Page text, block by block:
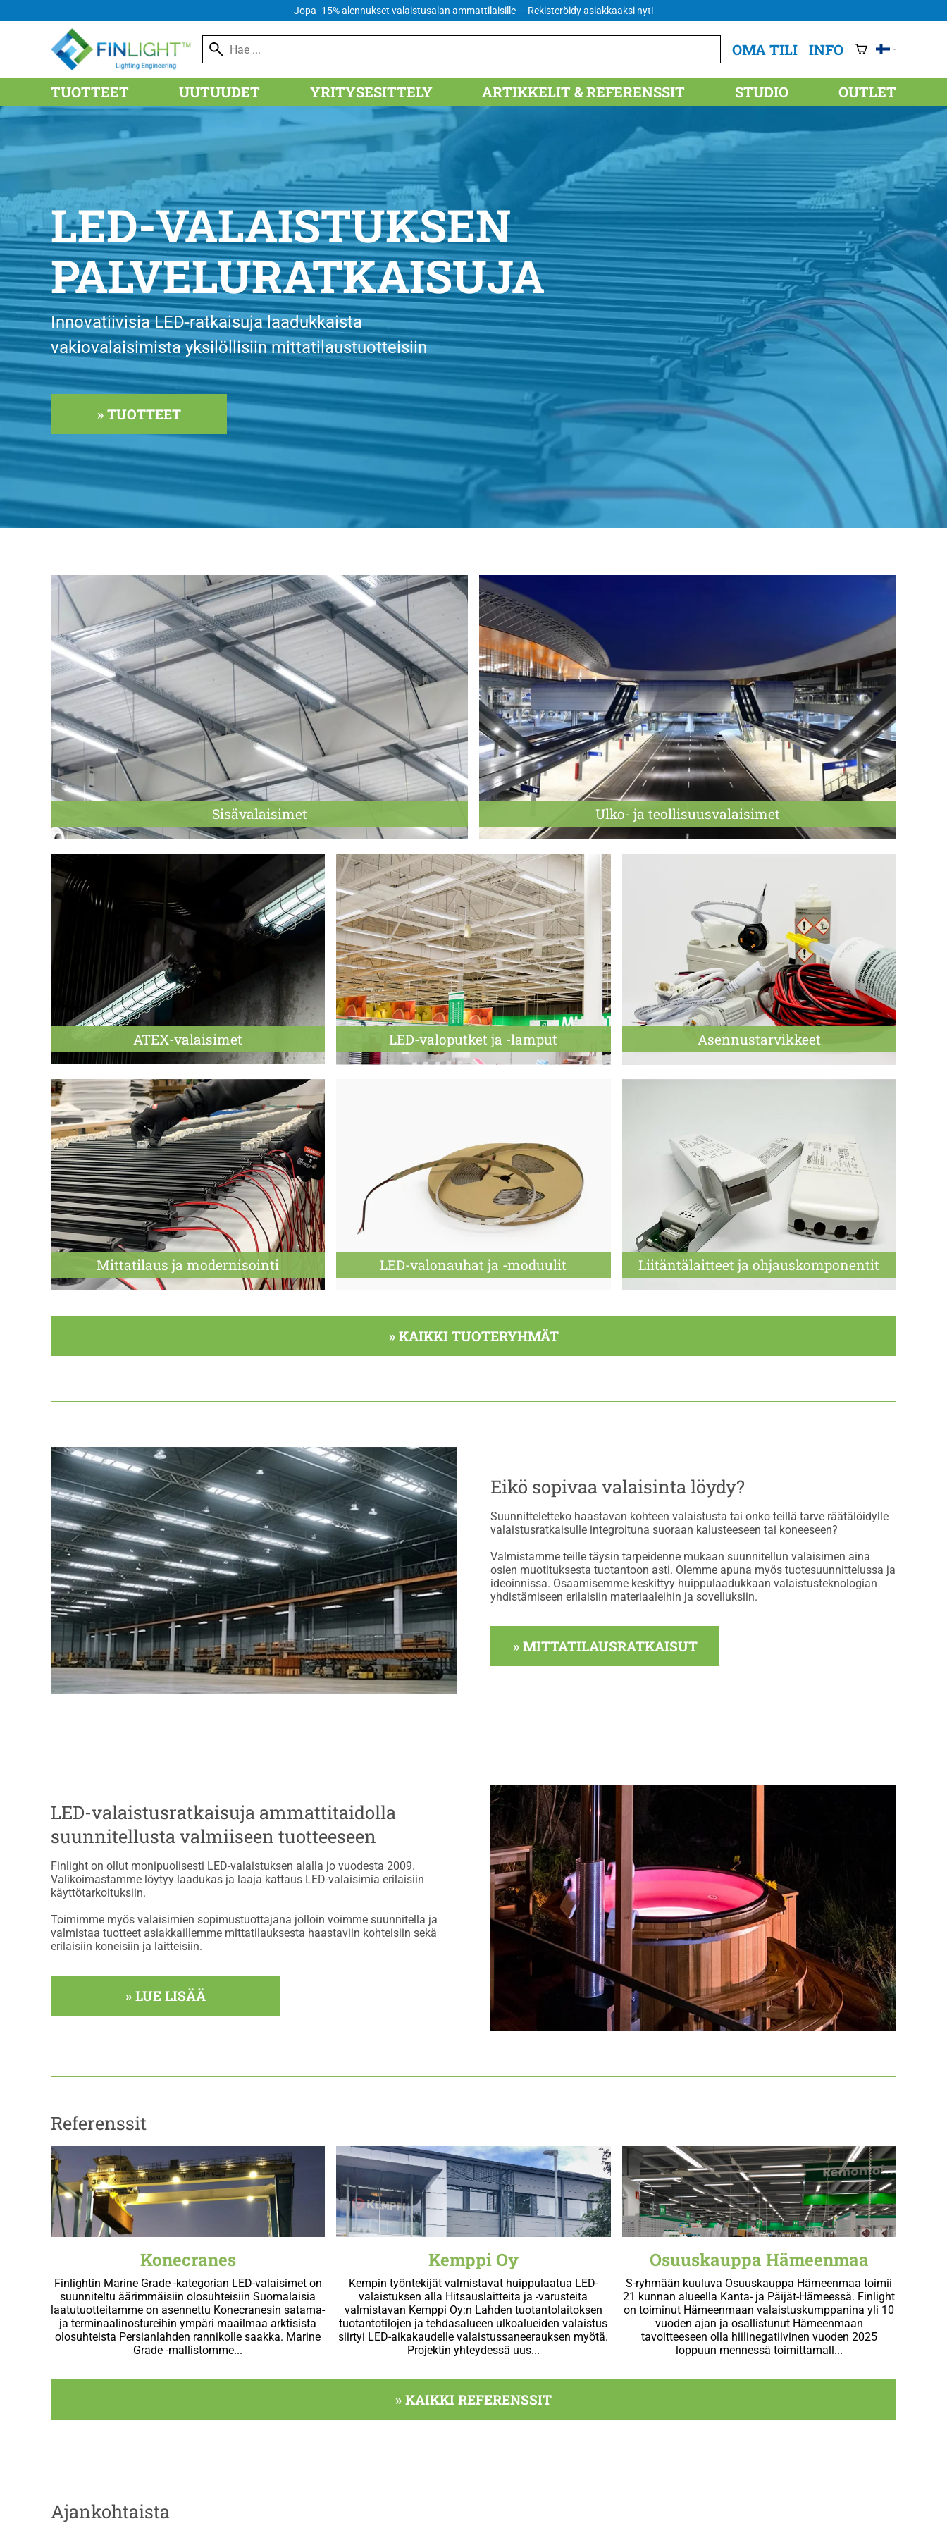
Jopa -15% alennukset valaistusalan ammattilaisille — Rekisteröidy asiakkaaksi nyt!
OMA TILI INFO
TUOTTEET UUTUUDET YRITYSESITTELY ARTIKKELIT & REFERENSSIT STUDIO OUTLET
LED-VALAISTUKSEN
PALVELU­RATKAISUJA
Innovatiivisia LED-ratkaisuja laadukkaista
vakiovalaisimista yksilöllisiin mittatilaustuotteisiin
» TUOTTEET
Sisä­valaisimet Ulko- ja teollisuus­valaisimet
ATEX-valaisimet LED-valoputket ja -lamput Asennus­tarvikkeet
Mittatilaus ja modernisointi LED-valonauhat ja -moduulit Liitäntä­laitteet ja ohjaus­komponentit
» KAIKKI TUOTERYHMÄT
Eikö sopivaa valaisinta löydy?
Suunnitteletteko haastavan kohteen valaistusta tai onko teillä tarve räätälöidylle
valaistusratkaisulle integroituna suoraan kalusteeseen tai koneeseen?
Valmistamme teille täysin tarpeidenne mukaan suunnitellun valaisimen aina
osien muotituksesta tuotantoon asti. Olemme apuna myös tuotesuunnittelussa ja
ideoinnissa. Osaamisemme keskittyy huippulaadukkaan valaistusteknologian
yhdistämiseen erilaisiin materiaaleihin ja sovelluksiin.
» MITTATILAUSRATKAISUT
LED-valaistusratkaisuja ammattitaidolla
suunnitellusta valmiiseen tuotteeseen
Finlight on ollut monipuolisesti LED-valaistuksen alalla jo vuodesta 2009.
Valikoimastamme löytyy laadukas ja laaja kattaus LED-valaisimia erilaisiin
käyttötarkoituksiin.
Toimimme myös valaisimien sopimustuottajana jolloin voimme suunnitella ja
valmistaa tuotteet asiakkaillemme mittatilauksesta haastaviin kohteisiin sekä
erilaisiin koneisiin ja laitteisiin.
» LUE LISÄÄ
Referenssit
Konecranes
Finlightin Marine Grade -kategorian LED-valaisimet on
suunniteltu äärimmäisiin olosuhteisiin Suomalaisia
laatutuotteitamme on asennettu Konecranesin satama-
ja terminaalinostureihin ympäri maailmaa arktisista
olosuhteista Persianlahden rannikolle saakka. Marine
Grade -mallistomme...
Kemppi Oy
Kempin työntekijät valmistavat huippulaatua LED-
valaistuksen alla Hitsauslaitteita ja -varusteita
valmistavan Kemppi Oy:n Lahden tuotantolaitoksen
tuotantotilojen ja tehdasalueen ulkoalueiden valaistus
siirtyi LED-aikakaudelle valaistussaneerauksen myötä.
Projektin yhteydessä uus...
Osuuskauppa Hämeenmaa
S-ryhmään kuuluva Osuuskauppa Hämeenmaa toimii
21 kunnan alueella Kanta- ja Päijät-Hämeessä. Finlight
on toiminut Hämeenmaan valaistuskumppanina yli 10
vuoden ajan ja osallistunut Hämeenmaan
tavoitteeseen olla hiilinegatiivinen vuoden 2025
loppuun mennessä toimittamall...
» KAIKKI REFERENSSIT
Ajankohtaista